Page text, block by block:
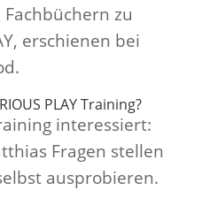
zu
erschienen bei
PLAY Training?
interessiert:
Fragen stellen
ausprobieren.